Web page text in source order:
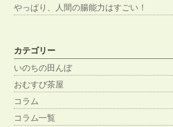
やっぱり、人間の腸能力はすごい！
カテゴリー
いのちの田んぼ
おむすび茶屋
コラム
コラム一覧